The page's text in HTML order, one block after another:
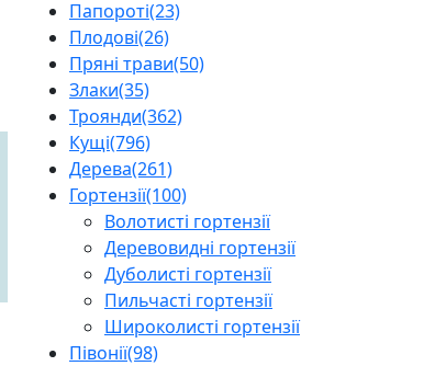
Папороті(23)
Плодові(26)
Пряні трави(50)
Злаки(35)
Троянди(362)
Кущі(796)
Дерева(261)
Гортензії(100)
Волотисті гортензії
Деревовидні гортензії
Дуболисті гортензії
Пильчасті гортензії
Широколисті гортензії
Півонії(98)